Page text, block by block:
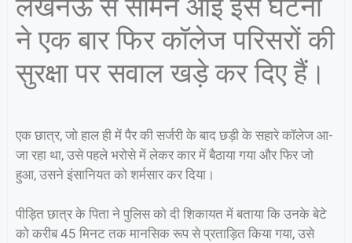
लखनऊ से सामने आई इस घटना
ने एक बार फिर कॉलेज परिसरों की
सुरक्षा पर सवाल खड़े कर दिए हैं।
एक छात्र, जो हाल ही में पैर की सर्जरी के बाद छड़ी के सहारे कॉलेज आ-
जा रहा था, उसे पहले भरोसे में लेकर कार में बैठाया गया और फिर जो
हुआ, उसने इंसानियत को शर्मसार कर दिया।
पीड़ित छात्र के पिता ने पुलिस को दी शिकायत में बताया कि उनके बेटे
को करीब 45 मिनट तक मानसिक रूप से प्रताड़ित किया गया, उसे